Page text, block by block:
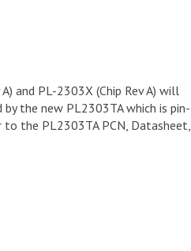
and PL-2303X (Chip Rev A) will
the new PL2303TA which is pin-
the PL2303TA PCN, Datasheet,